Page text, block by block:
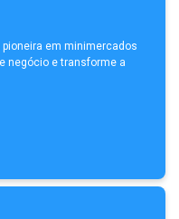
em minimercados
negócio e transforme a